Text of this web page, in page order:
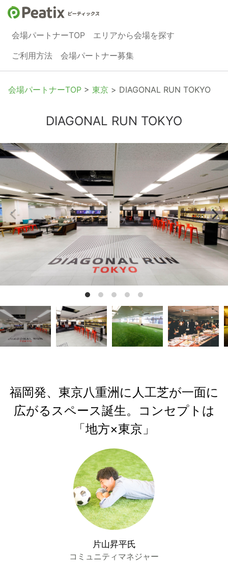
会場パートナーTOP
エリアから会場を探す
ご利用方法
会場パートナー募集
会場パートナーTOP > 東京 > DIAGONAL RUN TOKYO
DIAGONAL RUN TOKYO
福岡発、東京八重洲に人工芝が一面に
広がるスペース誕生。コンセプトは
「地方×東京」
片山昇平氏
コミュニティマネジャー